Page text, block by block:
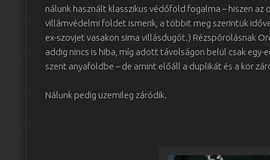
nálunk használt klasszikus védőföld fogalma – hiszen
villámvédelmi földet ismerik, a többit meg szerintük
ex-szovjet vasakon sima villásdugót.) Rézspórolásnak
addig nincs is hiba, míg adott távolságon belül csak egy-
szent anyaföldbe – de amint előáll a duplikát és a kör
Nálunk pedig üzemileg záródik.